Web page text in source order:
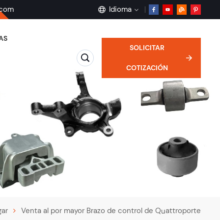
Idioma
English
français
Deutsch
русский
SOLICITAR
COTIZACIÓN
Venta al por mayor Brazo de control de Quattroporte